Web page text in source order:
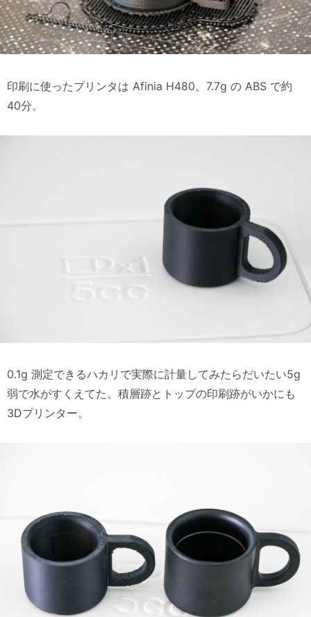
印刷に使ったプリンタは Afinia H480。7.7g の ABS で約
40分。
0.1g 測定できるハカリで実際に計量してみたらだいたい5g
弱で水がすくえてた。積層跡とトップの印刷跡がいかにも
3Dプリンター。